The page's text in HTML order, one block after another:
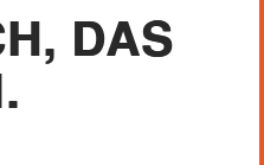
DAS